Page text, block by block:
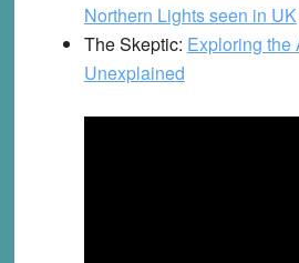
Northern Lights seen in UK
The Skeptic: Exploring the
Unexplained